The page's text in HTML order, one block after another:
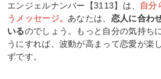
エンジェルナンバー【3113】は、
自分
うメッセージ。あなたは、 恋人に合わ
いるのでしょう。もっと自分の気持ち
うにすれば、波動が高まって恋愛が楽
ずです。